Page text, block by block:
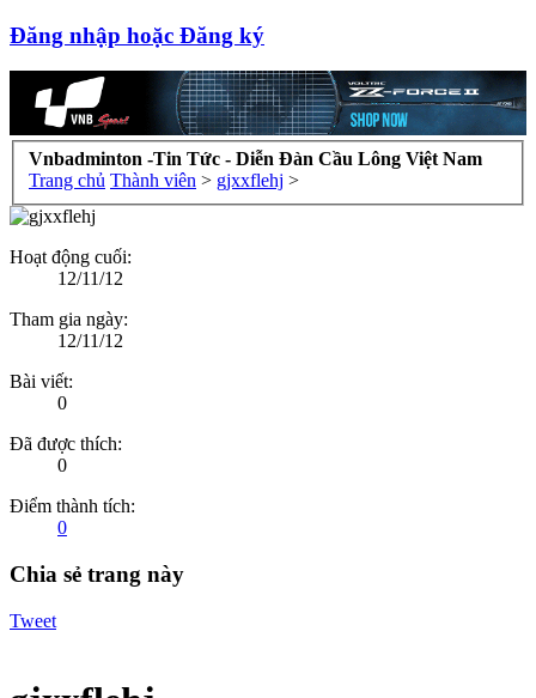
Đăng nhập hoặc Đăng ký
Vnbadminton -Tin Tức - Diễn Đàn Cầu Lông Việt Nam
Trang chủ Thành viên > gjxxflehj >
Hoạt động cuối:
12/11/12
Tham gia ngày:
12/11/12
Bài viết:
0
Đã được thích:
0
Điểm thành tích:
0
Chia sẻ trang này
Tweet